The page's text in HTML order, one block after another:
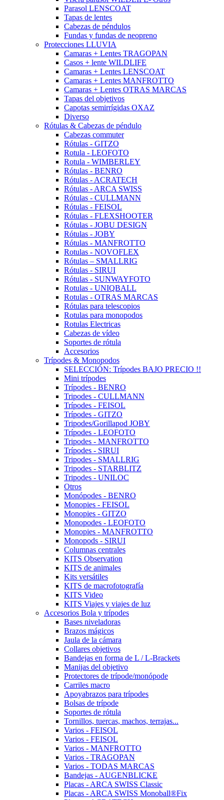
Parasol LENSCOAT
Tapas de lentes
Cabezas de péndulos
Fundas y fundas de neopreno
Protecciones LLUVIA
Camaras + Lentes TRAGOPAN
Casos + lente WILDLIFE
Camaras + Lentes LENSCOAT
Camaras + Lentes MANFROTTO
Camaras + Lentes OTRAS MARCAS
Tapas del objetivos
Capotas semirrígidas OXAZ
Diverso
Rótulas & Cabezas de péndulo
Cabezas commuter
Rótulas - GITZO
Rotula - LEOFOTO
Rotula - WIMBERLEY
Rótulas - BENRO
Rótulas - ACRATECH
Rótulas - ARCA SWISS
Rótulas - CULLMANN
Rótulas - FEISOL
Rótulas - FLEXSHOOTER
Rótulas - JOBU DESIGN
Rótulas - JOBY
Rótulas - MANFROTTO
Rotulas - NOVOFLEX
Rótulas – SMALLRIG
Rótulas - SIRUI
Rótulas - SUNWAYFOTO
Rotulas - UNIQBALL
Rotulas - OTRAS MARCAS
Rótulas para telescopios
Rotulas para monopodos
Rotulas Electricas
Cabezas de vídeo
Soportes de rótula
Accesorios
Trípodes & Monopodos
SELECCIÓN: Trípodes BAJO PRECIO !!
Mini trípodes
Trípodes - BENRO
Tripodes - CULLMANN
Trípodes - FEISOL
Trípodes - GITZO
Tripodes/Gorillapod JOBY
Trípodes - LEOFOTO
Tripodes - MANFROTTO
Trípodes - SIRUI
Tripodes - SMALLRIG
Tripodes - STARBLITZ
Tripodes - UNILOC
Otros
Monópodes - BENRO
Monopies - FEISOL
Monopies - GITZO
Monopodes - LEOFOTO
Monopies - MANFROTTO
Monopods - SIRUI
Columnas centrales
KITS Observation
KITS de animales
Kits versátiles
KITS de macrofotografía
KITS Video
KITS Viajes y viajes de luz
Accesorios Bola y trípodes
Bases niveladoras
Brazos mágicos
Jaula de la cámara
Collares objetivos
Bandejas en forma de L / L-Brackets
Manijas del objetivo
Protectores de trípode/monópode
Carriles macro
Apoyabrazos para trípodes
Bolsas de trípode
Soportes de rótula
Tornillos, tuercas, machos, terrajas...
Varios - FEISOL
Varios - FEISOL
Varios - MANFROTTO
Varios - TRAGOPAN
Varios - TODAS MARCAS
Bandejas - AUGENBLICKE
Placas - ARCA SWISS Classic
Placas - ARCA SWISS Monoball®Fix